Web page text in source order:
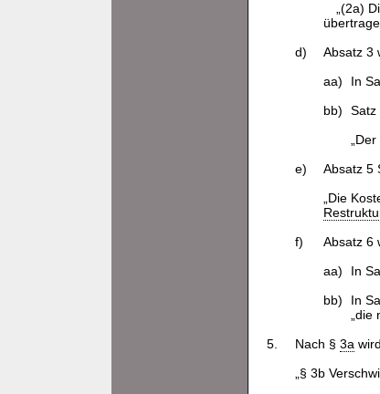
„(2a)
d)
Absatz 3
aa)
In
bb)
Satz
e)
Absatz 5
„Die
f)
Absatz 6
aa)
In
bb)
In
5.
Nach § 3a
„§ 3b